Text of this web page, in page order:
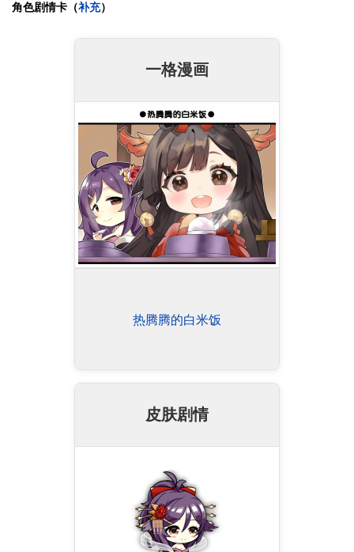
角色剧情卡（补充）
一格漫画
热腾腾的白米饭
皮肤剧情